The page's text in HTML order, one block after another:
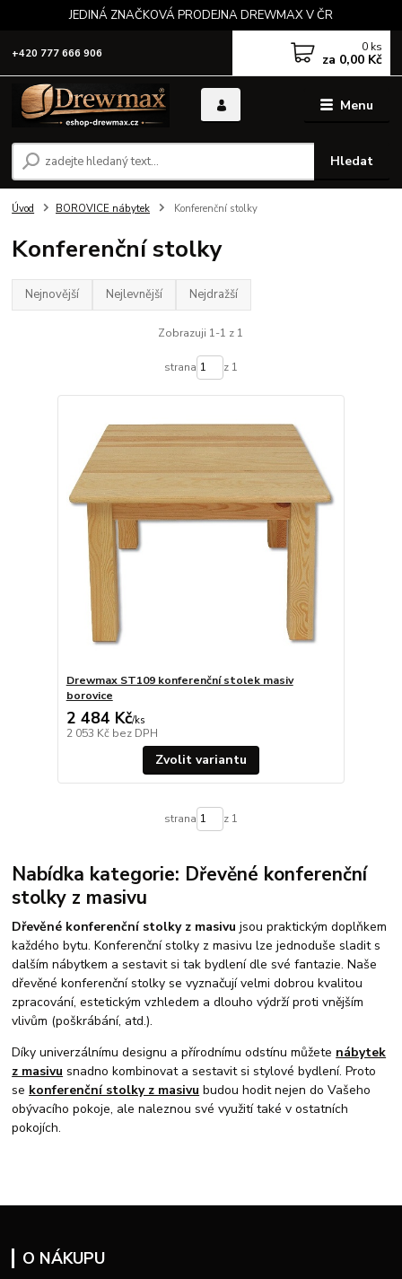
JEDINÁ ZNAČKOVÁ PRODEJNA DREWMAX V ČR
Menu
Hledat
+420 777 666 906 0 ks
za 0,00 Kč
Úvod BOROVICE nábytek Konferenční stolky
Konferenční stolky
Nejnovější Nejlevnější Nejdražší
Zobrazuji 1-1 z 1
strana z 1
Drewmax ST109 konferenční stolek masiv
borovice
2 484 Kč/ks
2 053 Kč bez DPH
Zvolit variantu
strana z 1
Nabídka kategorie: Dřevěné konferenční
stolky z masivu
Dřevěné konferenční stolky z masivu jsou praktickým doplňkem
každého bytu. Konferenční stolky z masivu lze jednoduše sladit s
dalším nábytkem a sestavit si tak bydlení dle své fantazie. Naše
dřevěné konferenční stolky se vyznačují velmi dobrou kvalitou
zpracování, estetickým vzhledem a dlouho výdrží proti vnějším
vlivům (poškrábání, atd.).
Díky univerzálnímu designu a přírodnímu odstínu můžete nábytek
z masivu snadno kombinovat a sestavit si stylové bydlení. Proto
se konferenční stolky z masivu budou hodit nejen do Vašeho
obývacího pokoje, ale naleznou své využití také v ostatních
pokojích.
O NÁKUPU